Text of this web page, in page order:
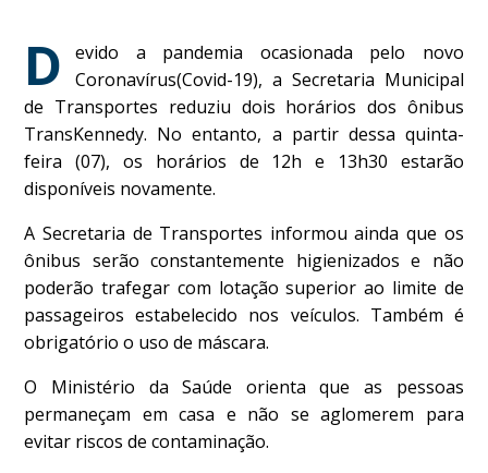
D
evido a pandemia ocasionada pelo novo
Coronavírus(Covid-19), a Secretaria Municipal
de Transportes reduziu dois horários dos ônibus
TransKennedy. No entanto, a partir dessa quinta-
feira (07), os horários de 12h e 13h30 estarão
disponíveis novamente.
A Secretaria de Transportes informou ainda que os
ônibus serão constantemente higienizados e não
poderão trafegar com lotação superior ao limite de
passageiros estabelecido nos veículos. Também é
obrigatório o uso de máscara.
O Ministério da Saúde orienta que as pessoas
permaneçam em casa e não se aglomerem para
evitar riscos de contaminação.